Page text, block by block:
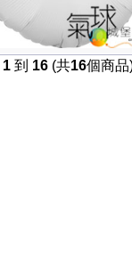
1 到 16 (共16個商品